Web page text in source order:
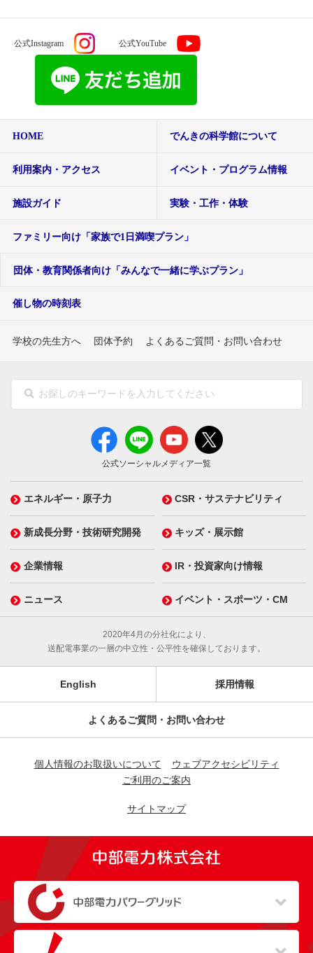
公式Instagram 公式YouTube
HOME でんきの科学館について
利用案内・アクセス イベント・プログラム情報
施設ガイド 実験・工作・体験
ファミリー向け「家族で1日満喫プラン」
団体・教育関係者向け「みんなで一緒に学ぶプラン」
催し物の時刻表
学校の先生方へ 団体予約 よくあるご質問・お問い合わせ
公式ソーシャルメディア一覧
エネルギー・原子力 CSR・サステナビリティ
新成長分野・技術研究開発 キッズ・展示館
企業情報 IR・投資家向け情報
ニュース イベント・スポーツ・CM
2020年4月の分社化により、
送配電事業の一層の中立性・公平性を確保しております。
English 採用情報
よくあるご質問・お問い合わせ
個人情報のお取扱いについて
ウェブアクセシビリティ
ご利用のご案内
サイトマップ
（新しいウィンドウを開きます）